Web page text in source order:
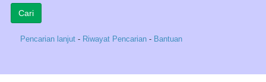
Pencarian lanjut - Riwayat Pencarian - Bantuan